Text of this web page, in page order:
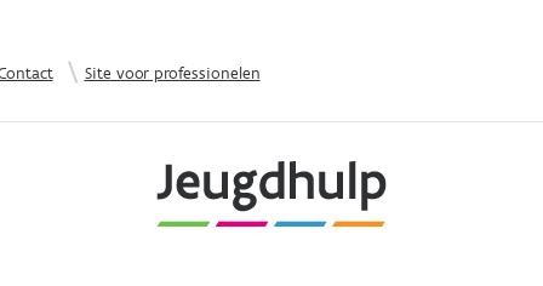
| Site voor professionelen